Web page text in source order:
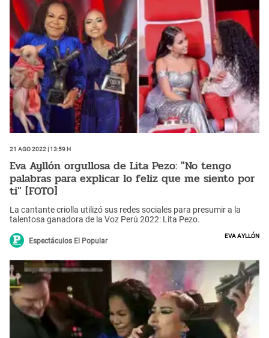
21 Ago 2022 | 13:59 h
Eva Ayllón orgullosa de Lita Pezo: "No tengo
palabras para explicar lo feliz que me siento por
ti" [FOTO]
La cantante criolla utilizó sus redes sociales para presumir a la
talentosa ganadora de la Voz Perú 2022: Lita Pezo.
Espectáculos El Popular
Eva Ayllón